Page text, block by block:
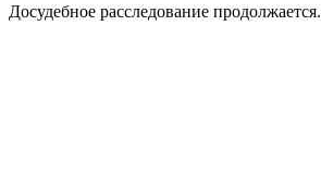
Досудебное расследование продолжается.